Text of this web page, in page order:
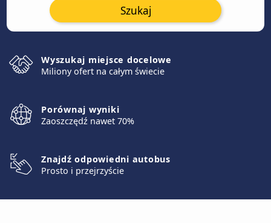
Szukaj
Wyszukaj miejsce docelowe
Miliony ofert na całym świecie
Porównaj wyniki
Zaoszczędź nawet 70%
Znajdź odpowiedni autobus
Prosto i przejrzyście